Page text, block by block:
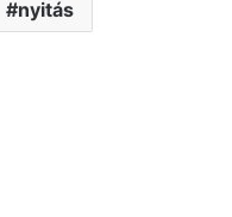
nyitás